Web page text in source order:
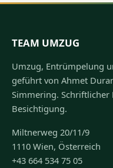
TEAM UMZUG
Umzug, Entrümpelung
geführt von Ahmet
Simmering. Schriftlicher
Besichtigung.
Miltnerweg 20/11/9
1110 Wien, Österreich
+43 664 534 75 05